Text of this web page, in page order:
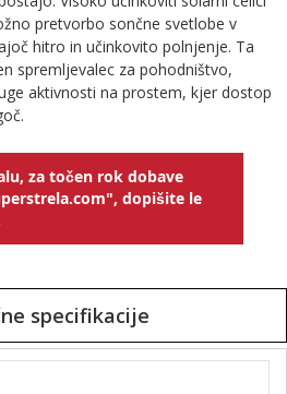
pretvorbo sončne svetlobe v
hitro in učinkovito polnjenje. Ta
spremljevalec za pohodništvo,
aktivnosti na prostem, kjer dostop
za točen rok dobave
dopišite le
specifikacije